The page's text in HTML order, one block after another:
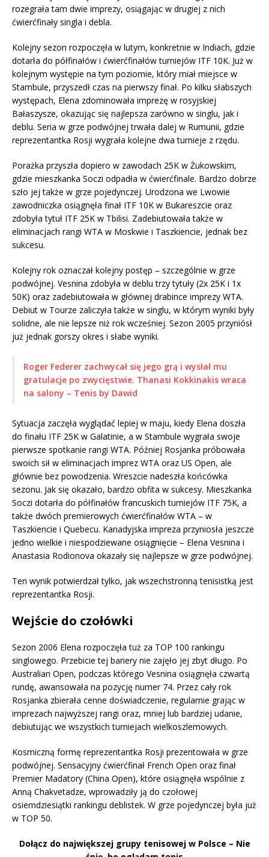
rozegrała tam dwie imprezy, osiągając w drugiej z nich
ćwierćfinały singla i debla.
Kolejny sezon rozpoczęła w lutym, konkretnie w Indiach, gdzie
dotarła do półfinałów i ćwierćfinałów turniejów ITF 10K. Już w
kolejnym występie na tym poziomie, który miał miejsce w
Stambule, przyszedł czas na pierwszy finał. Po kilku słabszych
występach, Elena zdominowała imprezę w rosyjskiej
Bałaszysze, okazując się najlepsza zarówno w singlu, jak i
deblu. Seria w grze podwójnej trwała dalej w Rumunii, gdzie
reprezentantka Rosji wygrała kolejne dwa turnieje z rzędu.
Porażka przyszła dopiero w zawodach 25K w Żukowskim,
gdzie mieszkanka Soczi odpadła w ćwierćfinale. Bardzo dobrze
szło jej także w grze pojedynczej. Urodzona we Lwowie
zawodniczka osiągnęła finał ITF 10K w Bukareszcie oraz
zdobyła tytuł ITF 25K w Tbilisi. Zadebiutowała także w
eliminacjach rangi WTA w Moskwie i Taszkiencie, jednak bez
sukcesu.
Kolejny rok oznaczał kolejny postęp – szczególnie w grze
podwójnej. Vesnina zdobyła w deblu trzy tytuły (2x 25K i 1x
50K) oraz zadebiutowała w głównej drabince imprezy WTA.
Debiut w Tourze zaliczyła także w singlu, w którym wyniki były
solidne, ale nie lepsze niż rok wcześniej. Sezon 2005 przyniósł
już jednak gorszy okres i słabe wyniki.
Roger Federer zachwycał się jego grą i wysłał mu
gratulacje po zwycięstwie. Thanasi Kokkinakis wraca
na salony – Tenis by Dawid
Sytuacja zaczęła wyglądać lepiej w maju, kiedy Elena doszła
do finału ITF 25K w Galatinie, a w Stambule wygrała swoje
pierwsze spotkanie rangi WTA. Później Rosjanka próbowała
swoich sił w eliminacjach imprez WTA oraz US Open, ale
głównie bez powodzenia. Wreszcie nadeszła końcówka
sezonu. Jak się okazało, bardzo obfita w sukcesy. Mieszkanka
Soczi dotarła do półfinałów francuskich turniejów ITF 75K, a
także dwóch premierowych ćwierćfinałów WTA – w
Taszkiencie i Quebecu. Kanadyjska impreza przyniosła jeszcze
jedno wielkie i niespodziewane osiągnięcie – Elena Vesnina i
Anastasia Rodionova okazały się najlepsze w grze podwójnej.
Ten wynik potwierdzał tylko, jak wszechstronną tenisistką jest
reprezentantka Rosji.
Wejście do czołówki
Sezon 2006 Elena rozpoczęła tuż za TOP 100 rankingu
singlowego. Przebicie tej bariery nie zajęło jej zbyt długo. Po
Australian Open, podczas którego Vesnina osiągnęła czwartą
rundę, awansowała na pozycję numer 74. Przez cały rok
Rosjanka zbierała cenne doświadczenie, regularnie grając w
imprezach najwyższej rangi oraz, mniej lub bardziej udanie,
debiutując we wszystkich turniejach wielkoszlemowych.
Kosmiczną formę reprezentantka Rosji prezentowała w grze
podwójnej. Sensacyjny ćwierćfinał French Open oraz finał
Premier Madatory (China Open), które osiągnęła wspólnie z
Anną Chakvetadze, wprowadziły ją do czołowej
osiemdziesiątki rankingu deblistek. W grze pojedynczej była już
w TOP 50.
Dołącz do największej grupy tenisowej w Polsce – Nie